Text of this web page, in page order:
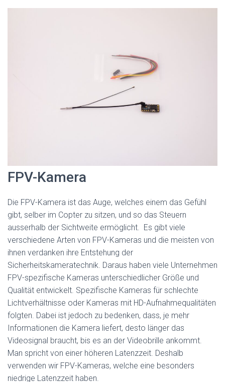
FPV-Kamera
Die FPV-Kamera ist das Auge, welches einem das Gefühl
gibt, selber im Copter zu sitzen, und so das Steuern
ausserhalb der Sichtweite ermöglicht. Es gibt viele
verschiedene Arten von FPV-Kameras und die meisten von
ihnen verdanken ihre Entstehung der
Sicherheitskameratechnik. Daraus haben viele Unternehmen
FPV-spezifische Kameras unterschiedlicher Größe und
Qualität entwickelt. Spezifische Kameras für schlechte
Lichtverhältnisse oder Kameras mit HD-Aufnahmequalitäten
folgten. Dabei ist jedoch zu bedenken, dass, je mehr
Informationen die Kamera liefert, desto länger das
Videosignal braucht, bis es an der Videobrille ankommt.
Man spricht von einer höheren Latenzzeit. Deshalb
verwenden wir FPV-Kameras, welche eine besonders
niedrige Latenzzeit haben.